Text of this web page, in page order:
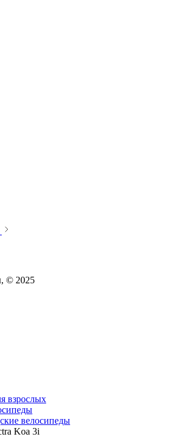
© 2025
взрослых
велосипеды
Koa 3i